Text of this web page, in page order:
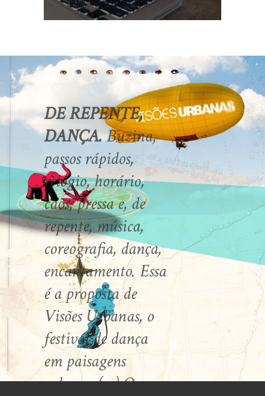
DE REPENTE,
DANÇA.Buzina,
passos rápidos,
relógio, horário,
caos, pressa e, de
repente, música,
coreografia, dança,
encantamento. Essa
é a proposta de
Visões Urbanas, o
festival de dança
em paisagens
urbanas (...) O